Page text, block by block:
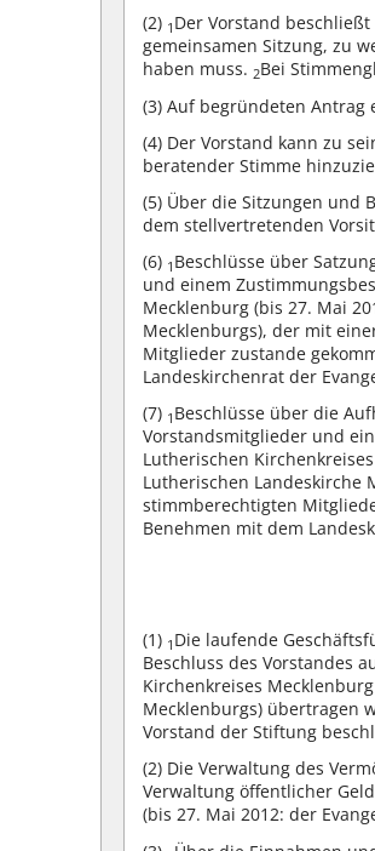
(2) 1 Der Vorstand
gemeinsamen Sitzung, zu
haben muss. 2Bei
(3) Auf begründeten Antrag
(4) Der Vorstand kann zu
beratender Stimme
(5) Über die Sitzungen und
dem stellvertretenden
(6) 1 Beschlüsse über
und einem
Mecklenburg (bis 27. Mai
Mecklenburgs), der mit
Mitglieder zustande
Landeskirchenrat der
(7) 1 Beschlüsse über die
Vorstandsmitglieder und
Lutherischen
Lutherischen Landeskirche
stimmberechtigten
Benehmen mit dem
(1) 1 Die laufende
Beschluss des Vorstandes
Kirchenkreises
Mecklenburgs) übertragen
Vorstand der Stiftung
(2) Die Verwaltung des
Verwaltung öffentlicher
(bis 27. Mai 2012: der